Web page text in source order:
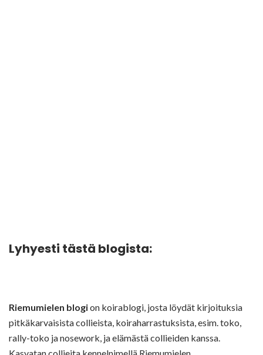
Lyhyesti tästä blogista:
Riemumielen blogion koirablogi, josta löydät kirjoituksia
pitkäkarvaisista collieista, koiraharrastuksista, esim. toko,
rally-toko ja nosework, ja elämästä collieiden kanssa.